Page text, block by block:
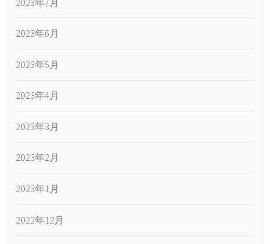
2023年6月
2023年5月
2023年4月
2023年3月
2023年2月
2023年1月
2022年12月